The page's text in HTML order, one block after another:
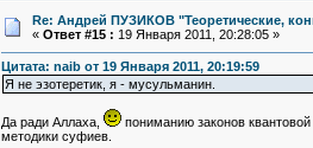
Re: Андрей ПУЗИКОВ "Теоретические,
« Ответ #15 : 19 Января 2011, 20:28:05 »
Цитата: naib от 19 Января 2011, 20:19:59
Я не эзотеретик, я - мусульманин.
Да ради Аллаха,
пониманию законов
методики суфиев.